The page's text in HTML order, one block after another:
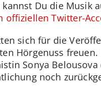
kannst Du die Musik
offiziellen Twitter-
sich für die
Hörgenuss
Sonya
noch